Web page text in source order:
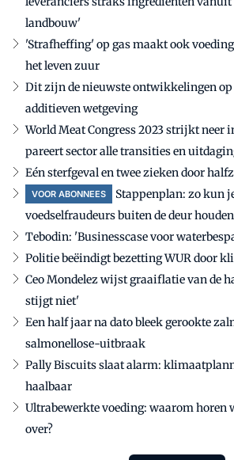
landbouw'
'Strafheffing' op gas maakt ook
het leven zuur
Dit zijn de nieuwste ontwikkelingen op
additieven wetgeving
World Meat Congress 2023 strijkt neer
pareert sector alle transities en
Eén sterfgeval en twee zieken door
VOOR ABONNEES
Stappenplan: zo kun
voedselfraudeurs buiten de deur houden
Tebodin: 'Businesscase voor
Politie beëindigt bezetting WUR door
Ceo Mondelez wijst graaiflatie van de
stijgt niet'
Een half jaar na dato bleek gerookte
salmonellose-uitbraak
Pally Biscuits slaat alarm:
haalbaar
Ultrabewerkte voeding: waarom horen
over?